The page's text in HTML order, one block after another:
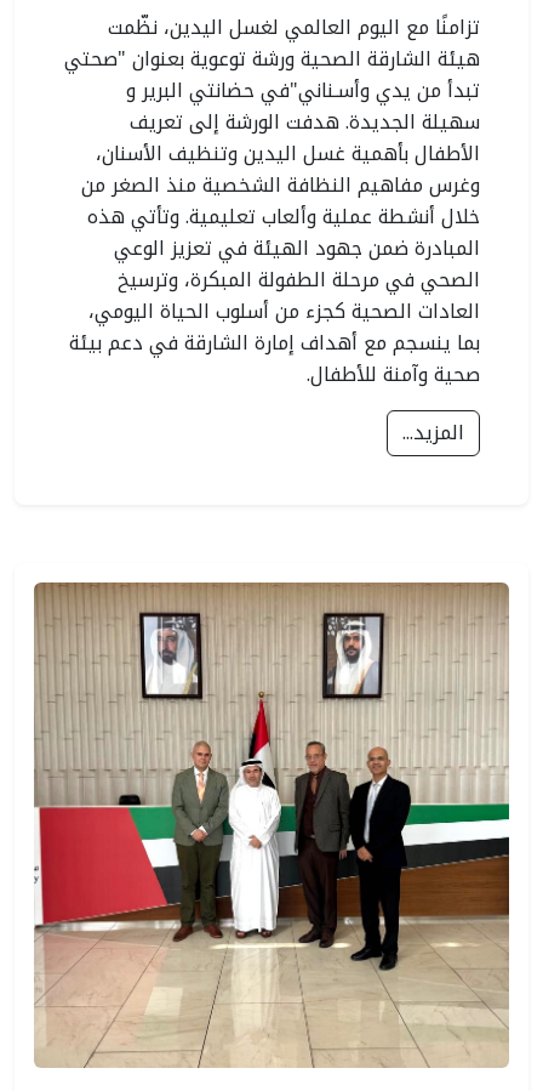
تزامنًا مع اليوم العالمي لغسل اليدين، نظّمت
هيئة الشارقة الصحية ورشة توعوية بعنوان "صحتي
تبدأ من يدي وأسـناني"في حضانتي البرير و
سهيلة الجديدة. هدفت الورشة إلى تعريف
الأطفال بأهمية غسل اليدين وتنظيف الأسنان،
وغرس مفاهيم النظافة الشخصية منذ الصغر من
خلال أنشطة عملية وألعاب تعليمية. وتأتي هذه
المبادرة ضمن جهود الهيئة في تعزيز الوعي
الصحي في مرحلة الطفولة المبكرة، وترسيخ
العادات الصحية كجزء من أسلوب الحياة اليومي،
بما ينسجم مع أهداف إمارة الشارقة في دعم بيئة
صحية وآمنة للأطفال.
المزيد...